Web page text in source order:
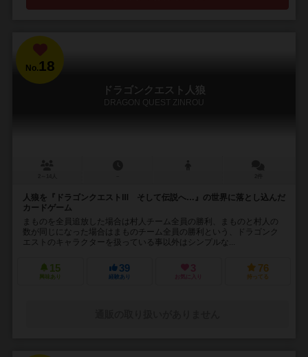
No.18
ドラゴンクエスト人狼
DRAGON QUEST ZINROU
人狼を『ドラゴンクエストⅢ そして伝説へ…』の世界に落とし込んだ
カードゲーム
まものを全員追放した場合は村人チーム全員の勝利、まものと村人の
数が同じになった場合はまものチーム全員の勝利という、ドラゴンク
エストのキャラクターを扱っている事以外はシンプルな...
15
興味あり
39
経験あり
3
お気に入り
76
持ってる